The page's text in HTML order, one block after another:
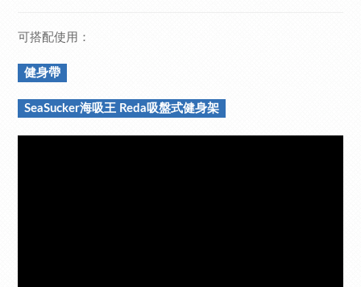
可搭配使用：
健身帶
SeaSucker海吸王 Reda吸盤式健身架